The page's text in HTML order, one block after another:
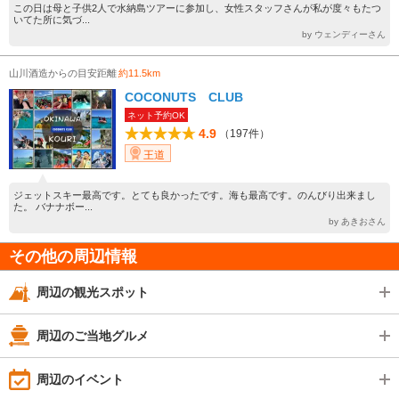
この日は母と子供2人で水納島ツアーに参加し、女性スタッフさんが私が度々もたつ
いてた所に気づ...
by ウェンディーさん
山川酒造からの目安距離約11.5km
COCONUTS CLUB
ネット予約OK
4.9
（197件）
王道
ジェットスキー最高です。とても良かったです。海も最高です。のんびり出来まし
た。 バナナボー...
by あきおさん
その他の周辺情報
周辺の観光スポット
周辺のご当地グルメ
周辺のイベント